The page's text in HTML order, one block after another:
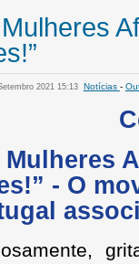
Mulheres
2021 15:13 Notícias -
Mulheres
- O